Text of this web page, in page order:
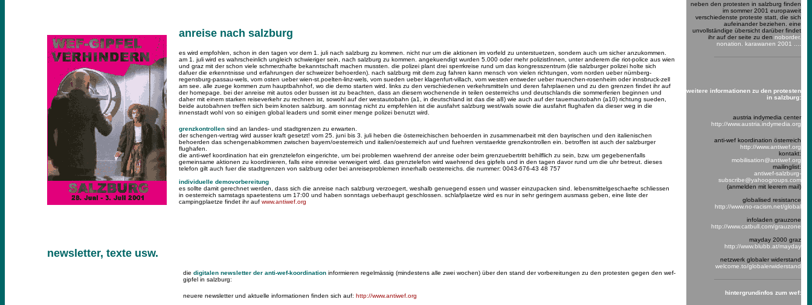
anreise nach salzburg
es wird empfohlen, schon in den tagen vor dem 1. juli nach salzburg zu kommen. nicht nur um die aktionen im vorfeld zu unterstuetzen, sondern auch um sicher anzukommen.
am 1. juli wird es wahrscheinlich ungleich schwieriger sein, nach salzburg zu kommen. angekuendigt wurden 5.000 oder mehr polizistInnen, unter anderem die riot-police aus wien
und graz mit der schon viele schmerzhafte bekanntschaft machen mussten. die polizei plant drei sperrkreise rund um das kongresszentrum (die salzburger polizei holte sich
dafuer die erkenntnisse und erfahrungen der schweizer behoerden). nach salzburg mit dem zug fahren kann mensch von vielen richtungen, vom norden ueber nürnberg-
regensburg-passau-wels, vom osten ueber wien-st.poelten-linz-wels, vom sueden ueber klagenfurt-villach, vom westen entweder ueber muenchen-rosenheim oder innsbruck-zell
am see. alle zuege kommen zum hauptbahnhof, wo die demo starten wird. links zu den verschiedenen verkehrsmitteln und deren fahrplaenen und zu den grenzen findet ihr auf
der homepage. bei der anreise mit autos oder bussen ist zu beachten, dass an diesem wochenende in teilen oesterreichs und deutschlands die sommerferien beginnen und
daher mit einem starken reiseverkehr zu rechnen ist, sowohl auf der westautobahn (a1, in deutschland ist das die a8) wie auch auf der tauernautobahn (a10) richtung sueden,
beide autobahnen treffen sich beim knoten salzburg. am sonntag nicht zu empfehlen ist die ausfahrt salzburg west/wals sowie die ausfahrt flughafen da dieser weg in die
innenstadt wohl von so einigen global leaders und somit einer menge polizei benutzt wird.
grenzkontrollen sind an landes- und stadtgrenzen zu erwarten.
der schengen-vertrag wird ausser kraft gesetzt! vom 25. juni bis 3. juli heben die österreichischen behoerden in zusammenarbeit mit den bayrischen und den italienischen
behoerden das schengenabkommen zwischen bayern/oesterreich und italien/oesterreich auf und fuehren verstaerkte grenzkontrollen ein. betroffen ist auch der salzburger
flughafen.
die anti-wef koordination hat ein grenztelefon eingerichte, um bei problemen waehrend der anreise oder beim grenzuebertritt behilflich zu sein, bzw. um gegebenenfalls
gemeinsame aktionen zu koordinieren, falls eine einreise verweigert wird. das grenztelefon wird waehrend des gipfels und in den tagen davor rund um die uhr betreut. dieses
telefon gilt auch fuer die stadtgrenzen von salzburg oder bei anreiseproblemen innerhalb oesterreichs. die nummer: 0043-676-43 48 757
individuelle demovorbereitung
es sollte damit gerechnet werden, dass sich die anreise nach salzburg verzoegert, weshalb genuegend essen und wasser einzupacken sind. lebensmittelgeschaefte schliessen
in oesterreich samstags spaetestens um 17:00 und haben sonntags ueberhaupt geschlossen. schlafplaetze wird es nur in sehr geringem ausmass geben, eine liste der
campingplaetze findet ihr auf www.antiwef.org
newsletter, texte usw.
die digitalen newsletter der anti-wef-koordination informieren regelmässig (mindestens alle zwei wochen) über den stand der vorbereitungen zu den protesten gegen den wef-
gipfel in salzburg:
neuere newsletter und aktuelle informationen finden sich auf: http://www.antiwef.org
neben den protesten in salzburg finden
im sommer 2001 europaweit
verschiedenste proteste statt, die sich
aufeinander beziehen. eine
unvollständige übersicht darüber findet
ihr auf der seite zu den noborder.
nonation. karawanen 2001 ....
weitere informationen zu den protesten
in salzburg:
austria indymedia center
http://www.austria.indymedia.org
anti-wef koordination österreich
http://www.antiwef.org
kontakt:
mobilisation@antiwef.org
mailinglist:
antiwef-salzburg-
subscribe@yahoogroups.com
(anmelden mit leerem mail)
globalised resistance
http://www.no-racism.net/global
infoladen grauzone
http://www.catbull.com/grauzone
mayday 2000 graz
http://www.blubb.at/mayday
netzwerk globaler widerstand
welcome.to/globalerwiderstand
hintergrundinfos zum wef: